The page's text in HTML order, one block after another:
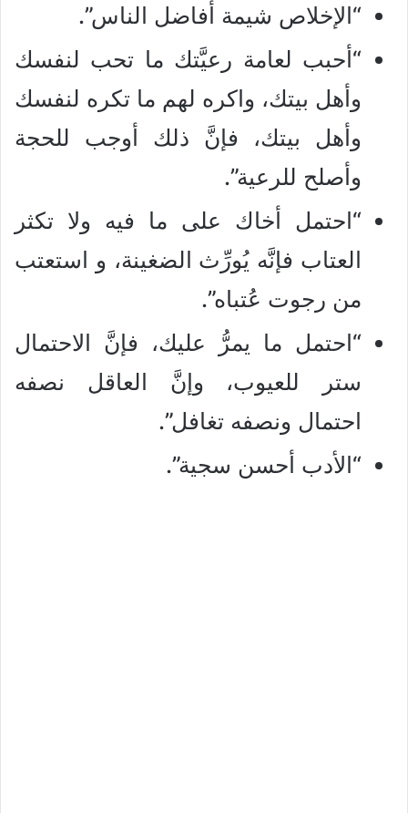
“الإخلاص شيمة أفاضل الناس”.
“أحبب لعامة رعيَّتك ما تحب لنفسك
وأهل بيتك، واكره لهم ما تكره لنفسك
وأهل بيتك، فإنَّ ذلك أوجب للحجة
وأصلح للرعية”.
“احتمل أخاك على ما فيه ولا تكثر
العتاب فإنَّه يُورِّث الضغينة، و استعتب
من رجوت عُتباه”.
“احتمل ما يمرُّ عليك، فإنَّ الاحتمال
ستر للعيوب، وإنَّ العاقل نصفه
احتمال ونصفه تغافل”.
“الأدب أحسن سجية”.